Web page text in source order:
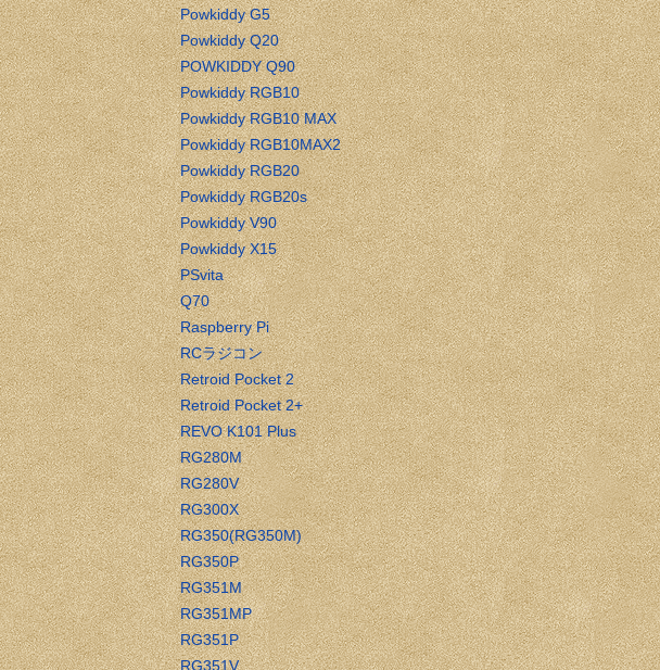
Powkiddy G5
Powkiddy Q20
POWKIDDY Q90
Powkiddy RGB10
Powkiddy RGB10 MAX
Powkiddy RGB10MAX2
Powkiddy RGB20
Powkiddy RGB20s
Powkiddy V90
Powkiddy X15
PSvita
Q70
Raspberry Pi
RCラジコン
Retroid Pocket 2
Retroid Pocket 2+
REVO K101 Plus
RG280M
RG280V
RG300X
RG350(RG350M)
RG350P
RG351M
RG351MP
RG351P
RG351V